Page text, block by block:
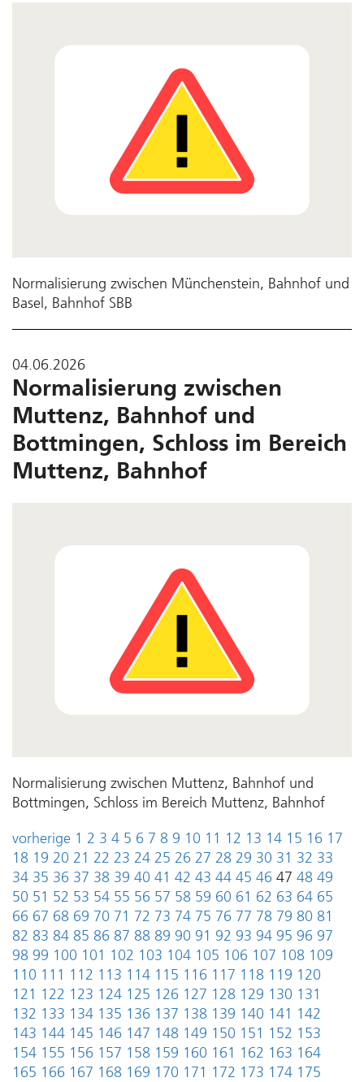
Normalisierung zwischen Münchenstein, Bahnhof und
Basel, Bahnhof SBB
04.06.2026
Normalisierung zwischen
Muttenz, Bahnhof und
Bottmingen, Schloss im Bereich
Muttenz, Bahnhof
Normalisierung zwischen Muttenz, Bahnhof und
Bottmingen, Schloss im Bereich Muttenz, Bahnhof
vorherige 1 2 3 4 5 6 7 8 9 10 11 12 13 14 15 16 17
18 19 20 21 22 23 24 25 26 27 28 29 30 31 32 33
34 35 36 37 38 39 40 41 42 43 44 45 46 47 48 49
50 51 52 53 54 55 56 57 58 59 60 61 62 63 64 65
66 67 68 69 70 71 72 73 74 75 76 77 78 79 80 81
82 83 84 85 86 87 88 89 90 91 92 93 94 95 96 97
98 99 100 101 102 103 104 105 106 107 108 109
110 111 112 113 114 115 116 117 118 119 120
121 122 123 124 125 126 127 128 129 130 131
132 133 134 135 136 137 138 139 140 141 142
143 144 145 146 147 148 149 150 151 152 153
154 155 156 157 158 159 160 161 162 163 164
165 166 167 168 169 170 171 172 173 174 175